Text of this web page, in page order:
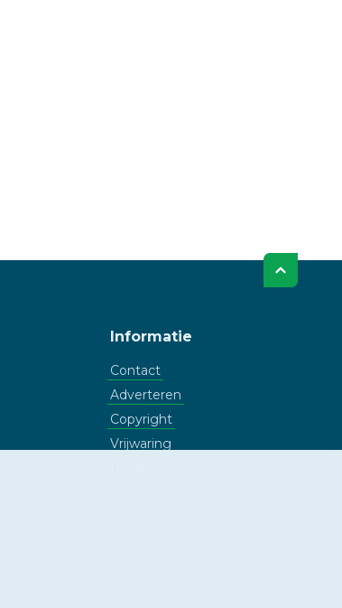
Informatie
Contact
Adverteren
Copyright
Vrijwaring